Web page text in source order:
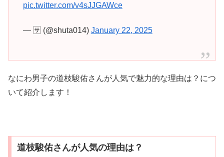
pic.twitter.com/v4sJJGAWce
— 🈂️ (@shuta014) January 22, 2025
なにわ男子の道枝駿佑さんが人気で魅力的な理由は？につ
いて紹介します！
道枝駿佑さんが人気の理由は？